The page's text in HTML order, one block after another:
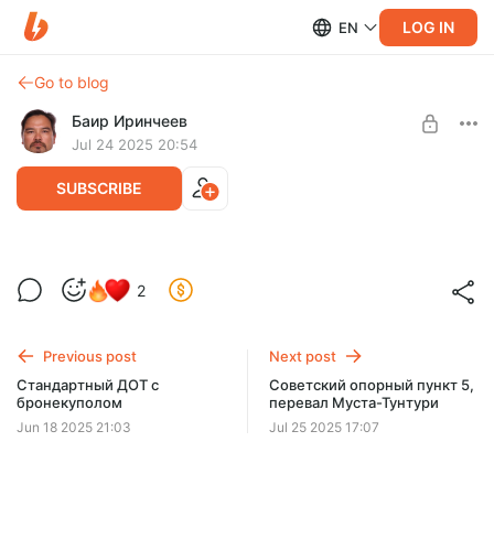
EN LOG IN
Go to blog
Баир Иринчеев
Jul 24 2025 20:54
SUBSCRIBE
Фестиваль реконструкции на Линии
Сталина
область.
SUBSCRIBE
2
Previous post
Стандартный ДОТ с
бронекуполом
Jun 18 2025 21:03
Next post
Советский опорный пункт 5,
перевал Муста-Тунтури
Jul 25 2025 17:07